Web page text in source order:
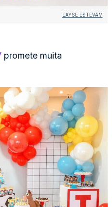
LAYSE ESTEVAM
promete muita